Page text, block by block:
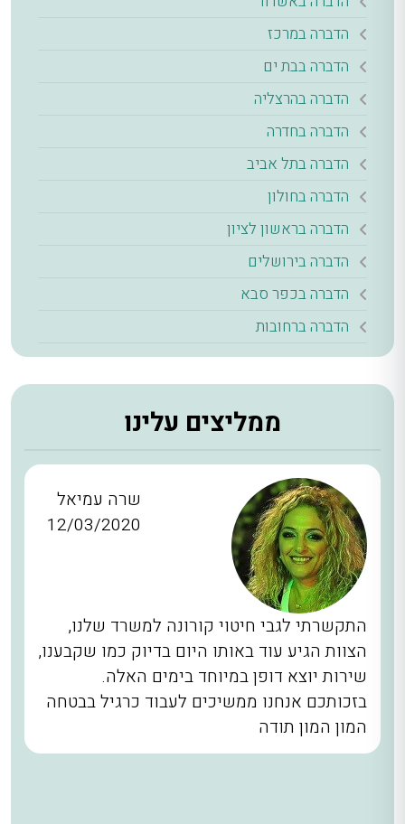
הדברה במרכז
הדברה בבת ים
הדברה בהרצליה
הדברה בחדרה
הדברה בתל אביב
הדברה בחולון
הדברה בראשון לציון
הדברה בירושלים
הדברה בכפר סבא
הדברה ברחובות
ממליצים עלינו
שרה עמיאל
12/03/2020
התקשרתי לגבי חיטוי קורונה למשרד שלנו,
הצוות הגיע עוד באותו היום בדיוק כמו שקבענו,
שירות יוצא דופן במיוחד בימים האלה.
בזכותכם אנחנו ממשיכים לעבוד כרגיל בבטחה
המון המון תודה